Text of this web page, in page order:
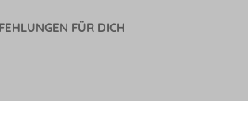
FÜR DICH